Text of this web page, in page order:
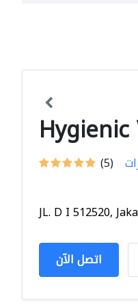
(5)
JL. D I 512520,
اتصل الآن